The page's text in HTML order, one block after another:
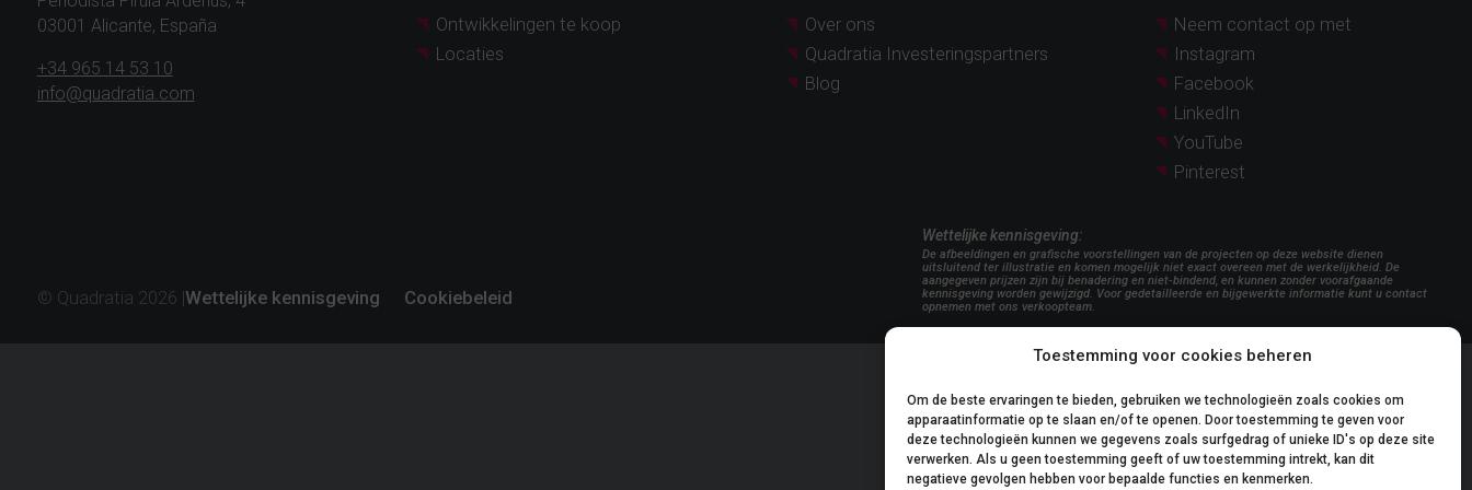
Toestemming voor cookies beheren
Om de beste ervaringen te bieden, gebruiken we technologieën zoals cookies om
apparaatinformatie op te slaan en/of te openen. Door toestemming te geven voor
deze technologieën kunnen we gegevens zoals surfgedrag of unieke ID's op deze site
verwerken. Als u geen toestemming geeft of uw toestemming intrekt, kan dit
negatieve gevolgen hebben voor bepaalde functies en kenmerken.
03001 Alicante, España
+34 965 14 53 10
info@quadratia.com
Ontwikkelingen te koop
Locaties
Over ons
Quadratia Investeringspartners
Blog
Neem contact op met
Instagram
Facebook
LinkedIn
YouTube
Pinterest
© Quadratia 2026 |Wettelijke kennisgeving Cookiebeleid
Wettelijke kennisgeving:
De afbeeldingen en grafische voorstellingen van de projecten op deze website dienen
uitsluitend ter illustratie en komen mogelijk niet exact overeen met de werkelijkheid. De
aangegeven prijzen zijn bij benadering en niet-bindend, en kunnen zonder voorafgaande
kennisgeving worden gewijzigd. Voor gedetailleerde en bijgewerkte informatie kunt u contact
opnemen met ons verkoopteam.